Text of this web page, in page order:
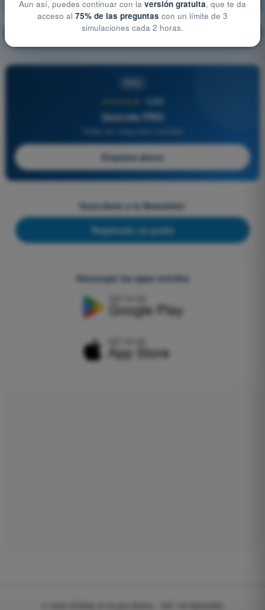
Seguridad operacional ¡Entrenamiento!
PRO Explicación de la pregunta
4,6/5
Quizvds PRO
Empieza ahora
Suscríbete a la Newsletter
Regístrate, es gratis
Descargar las apps móviles
Aun así, puedes continuar con la versión gratuita, que te da
acceso al 75% de las preguntas con un límite de 3
simulaciones cada 2 horas.